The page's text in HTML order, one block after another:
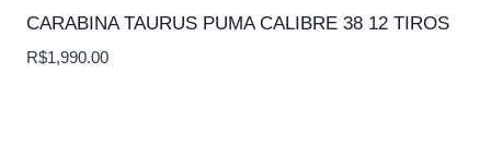
CARABINA TAURUS PUMA CALIBRE 38 12 TIROS
R$1,990.00